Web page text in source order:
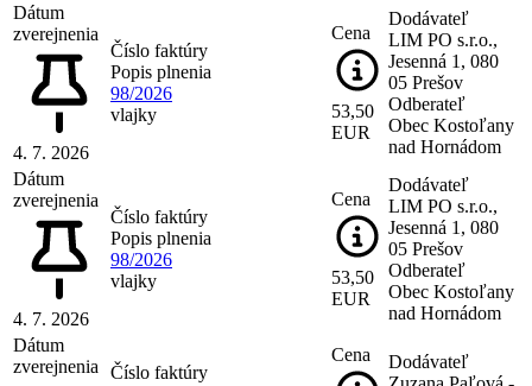
Dátum
zverejnenia
4. 7. 2026
Číslo faktúry
Popis plnenia
98/2026
vlajky
Cena
53,50
EUR
Dodávateľ
LIM PO s.r.o.,
Jesenná 1, 080
05 Prešov
Odberateľ
Obec Kostoľany
nad Hornádom
Dátum
zverejnenia
4. 7. 2026
Číslo faktúry
Popis plnenia
98/2026
vlajky
Cena
53,50
EUR
Dodávateľ
LIM PO s.r.o.,
Jesenná 1, 080
05 Prešov
Odberateľ
Obec Kostoľany
nad Hornádom
Dátum
zverejnenia
Číslo faktúry
Cena
Dodávateľ